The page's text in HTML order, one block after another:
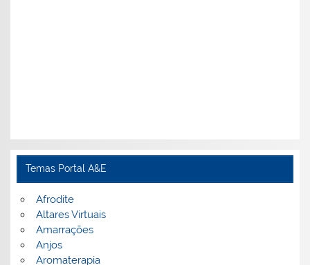
Temas Portal A&E
Afrodite
Altares Virtuais
Amarrações
Anjos
Aromaterapia